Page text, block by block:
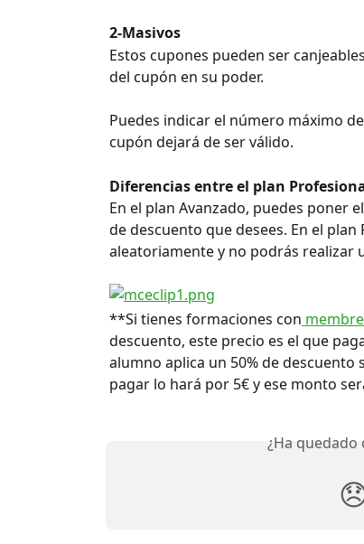
2-Masivos
Estos cupones pueden ser
del cupón en su poder.
Puedes indicar el número máximo
cupón dejará de ser válido.
Diferencias entre el plan
En el plan Avanzado, puedes poner
de descuento que desees. En el
aleatoriamente y no podrás realizar
**Si tienes formaciones con
descuento, este precio es el que
alumno aplica un 50% de
pagar lo hará por 5€ y ese monto
¿Ha